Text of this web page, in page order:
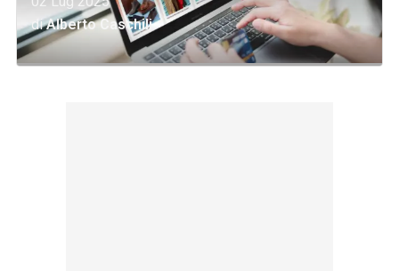
diAlberto Caschili